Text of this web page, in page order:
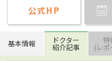
公式HP
基本情報 ドクター
紹介記事
特
(レ